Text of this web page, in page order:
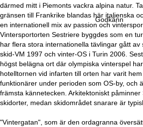
Godkänn
s
i
d
a
därmed mitt i Piemonts vackra alpina natur.
gränsen till Frankrike blandas här italienska
en internationell mix av passion och
Vintersportorten Sestriere byggdes som en
har flera stora internationella tävlingar gått av
skid-VM 1997 och vinter-OS i Turin 2006.
högst belägna ort där olympiska vinterspel
hotelltornen vid infarten till orten har varit
funktionärer under perioden som OS-by, och
främsta kännetecken. Arkitektoniskt
skidorter, medan skidområdet snarare är
"Vintergatan", som är den ordagranna